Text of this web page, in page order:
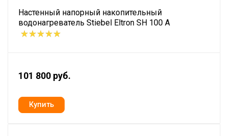
Настенный напорный накопительный
водонагреватель Stiebel Eltron SH 100 A
101 800 руб.